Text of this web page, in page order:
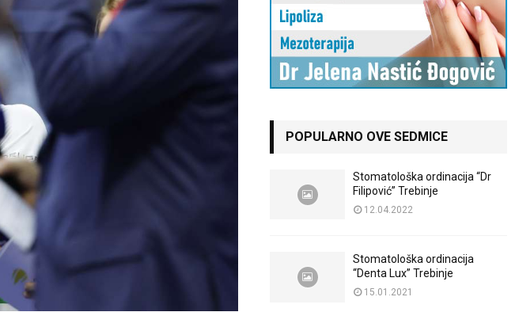
POPULARNO OVE SEDMICE
Stomatološka ordinacija “Dr
Filipović” Trebinje
12.04.2022
Stomatološka ordinacija
“Denta Lux” Trebinje
15.01.2021